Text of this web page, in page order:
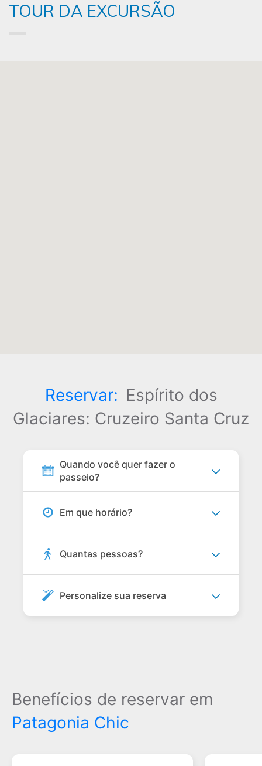
TOUR DA EXCURSÃO
Reservar: Espírito dos
Glaciares: Cruzeiro Santa Cruz
Quando você quer fazer o
passeio?
Em que horário?
Quantas pessoas?
Personalize sua reserva
Benefícios de reservar em
Patagonia Chic